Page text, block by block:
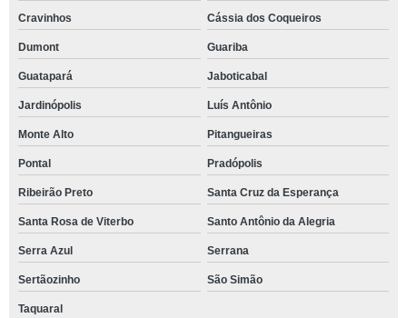
Cravinhos Cássia dos Coqueiros
Dumont Guariba
Guatapará Jaboticabal
Jardinópolis Luís Antônio
Monte Alto Pitangueiras
Pontal Pradópolis
Ribeirão Preto Santa Cruz da Esperança
Santa Rosa de Viterbo Santo Antônio da Alegria
Serra Azul Serrana
Sertãozinho São Simão
Taquaral